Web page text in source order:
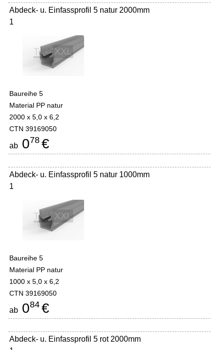
Abdeck- u. Einfassprofil 5 natur 2000mm
1
Baureihe 5
Material PP natur
2000 x 5,0 x 6,2
CTN 39169050
ab 078 €
Abdeck- u. Einfassprofil 5 natur 1000mm
1
Baureihe 5
Material PP natur
1000 x 5,0 x 6,2
CTN 39169050
ab 084 €
Abdeck- u. Einfassprofil 5 rot 2000mm